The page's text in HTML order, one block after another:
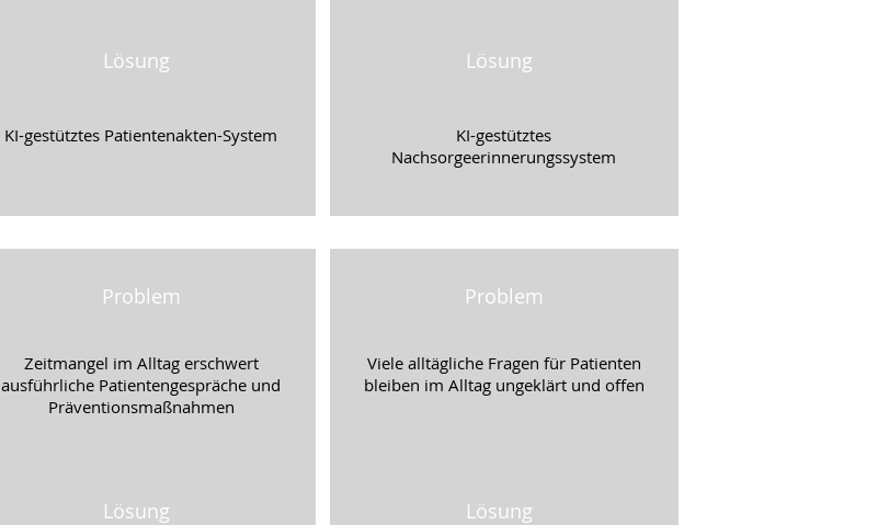
Lösung
KI-gestütztes Patientenakten-System
Problem
Zeitmangel im Alltag erschwert
ausführliche Patientengespräche und
Präventionsmaßnahmen
Lösung
Lösung
KI-gestütztes
Nachsorgeerinnerungssystem
Problem
Viele alltägliche Fragen für Patienten
bleiben im Alltag ungeklärt und offen
Lösung